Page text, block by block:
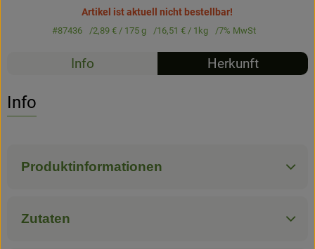
Hofladen
Artikel ist aktuell nicht bestellbar!
#87436 2,89 € / 175 g 16,51 € / 1kg 7% MwSt
Info Herkunft
Info
Produktinformationen
Zutaten